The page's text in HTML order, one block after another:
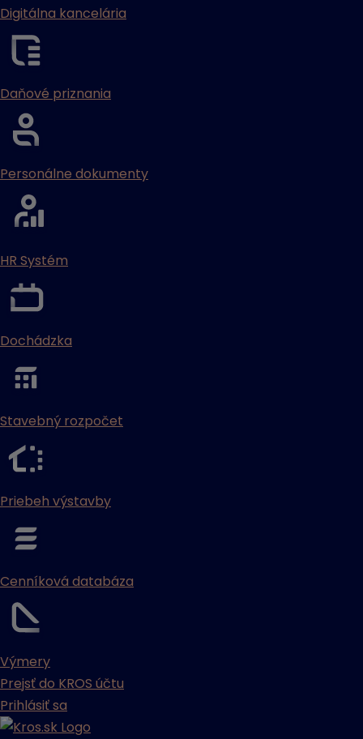
Digitálna kancelária
Daňové priznania
Personálne dokumenty
HR Systém
Dochádzka
Stavebný rozpočet
Priebeh výstavby
Cenníková databáza
Výmery
Prejsť do KROS účtu
Prihlásiť sa